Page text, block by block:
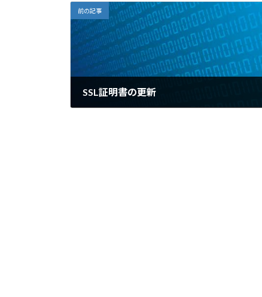
前の記事
SSL証明書の更新